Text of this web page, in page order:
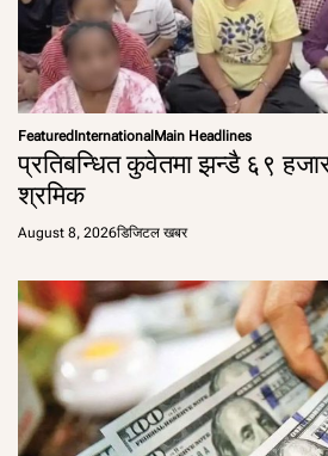
Featured International Main Headlines
प्रतिबन्धित कुवेतमा झन्डै ६९
श्रमिक
August 8, 2026डिजिटल खबर